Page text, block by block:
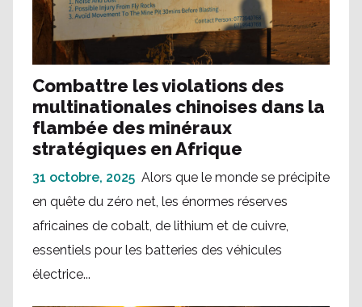
Combattre les violations des
multinationales chinoises dans la
flambée des minéraux
stratégiques en Afrique
31 octobre, 2025 Alors que le monde se précipite
en quête du zéro net, les énormes réserves
africaines de cobalt, de lithium et de cuivre,
essentiels pour les batteries des véhicules
électrice...